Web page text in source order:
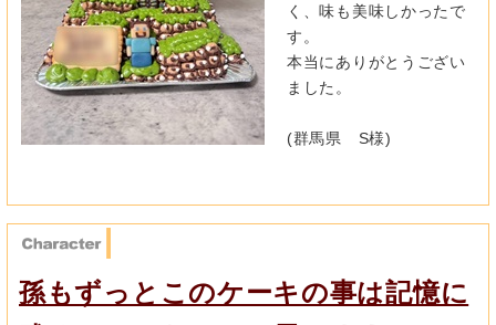
く、味も美味しかったで
す。
本当にありがとうござい
ました。
(群馬県 S様)
孫もずっとこのケーキの事は記憶に